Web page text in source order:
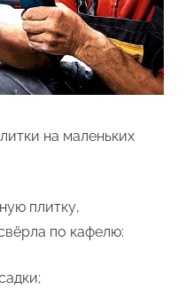
на маленьких
плитку,
по кафелю: